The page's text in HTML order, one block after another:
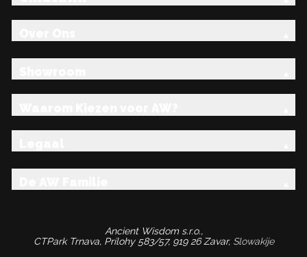
Ancient Wisdom s.r.o.,
CTPark Trnava, Prílohy 583/57, 919 26 Zavar, Slowakije